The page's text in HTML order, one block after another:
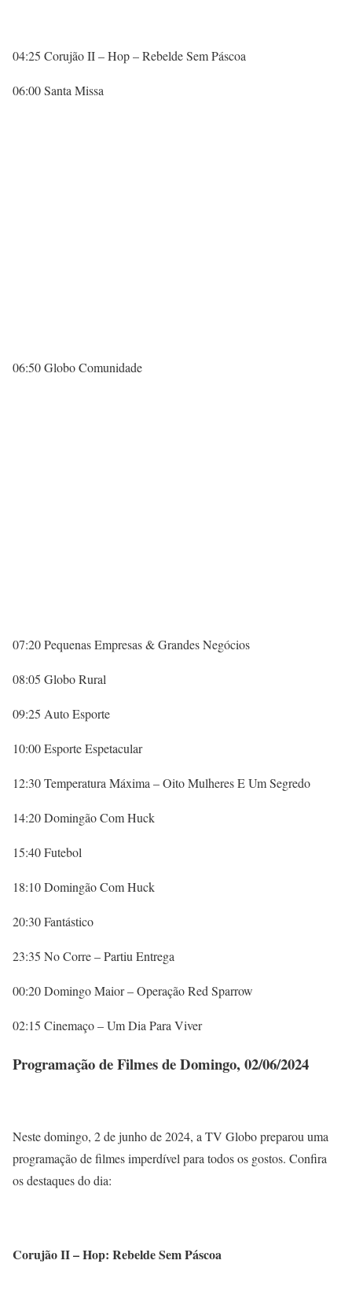
04:25 Corujão II – Hop – Rebelde Sem Páscoa
06:00 Santa Missa
06:50 Globo Comunidade
07:20 Pequenas Empresas & Grandes Negócios
08:05 Globo Rural
09:25 Auto Esporte
10:00 Esporte Espetacular
12:30 Temperatura Máxima – Oito Mulheres E Um Segredo
14:20 Domingão Com Huck
15:40 Futebol
18:10 Domingão Com Huck
20:30 Fantástico
23:35 No Corre – Partiu Entrega
00:20 Domingo Maior – Operação Red Sparrow
02:15 Cinemaço – Um Dia Para Viver
Programação de Filmes de Domingo, 02/06/2024
Neste domingo, 2 de junho de 2024, a TV Globo preparou uma
programação de filmes imperdível para todos os gostos. Confira
os destaques do dia:
Corujão II – Hop: Rebelde Sem Páscoa